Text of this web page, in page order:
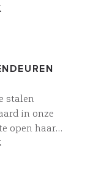
inloopkast
we de
Stenen
wat
gevel!
stalen
in onze